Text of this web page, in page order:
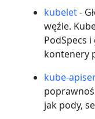
kubelet-
węźle.
PodSpecs
kontenery
kube-
jak pody,